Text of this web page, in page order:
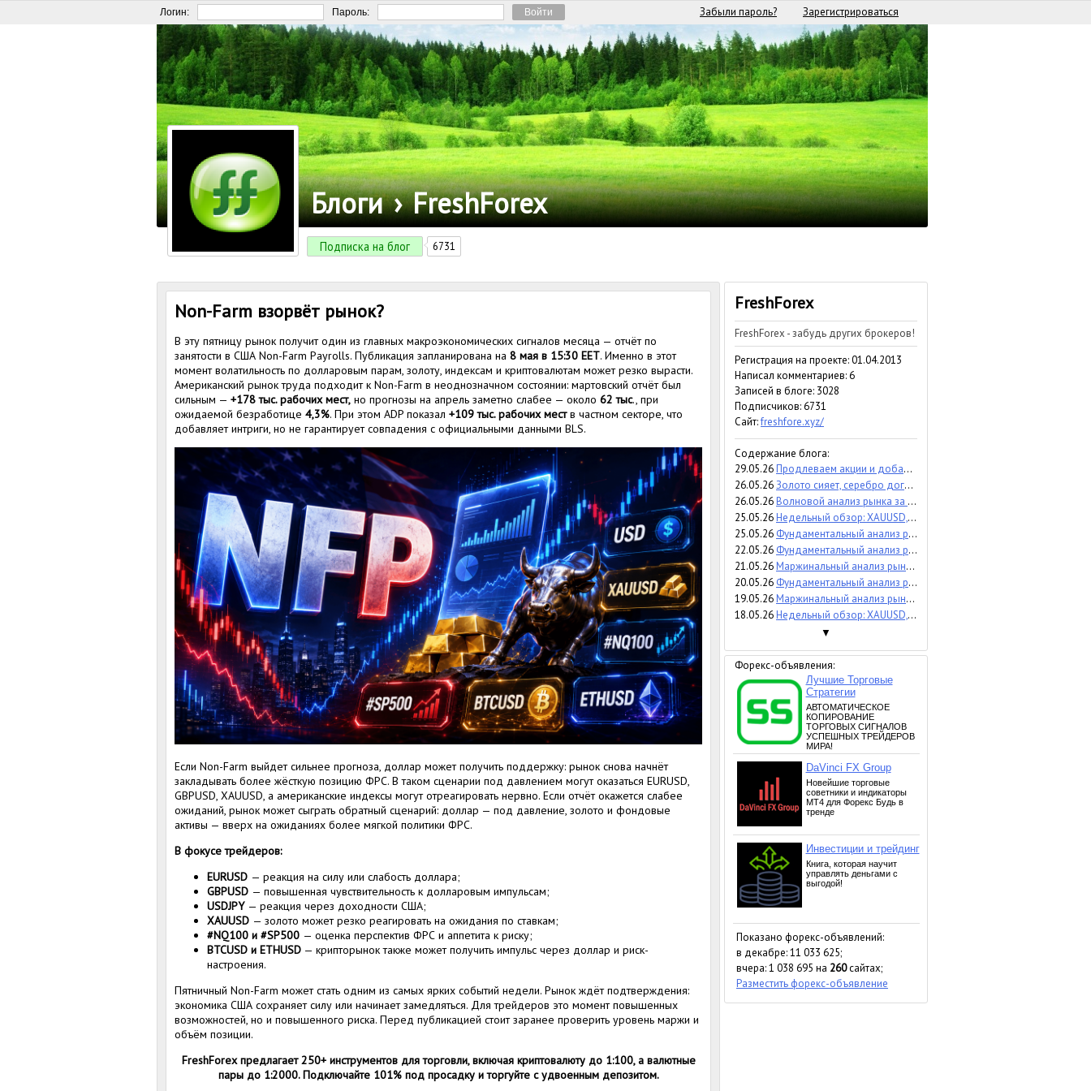
Логин: Пароль: Забыли пароль? Зарегистрироваться
Блоги › FreshForex
Подписка на блог 6731
Non-Farm взорвёт рынок?
В эту пятницу рынок получит один из главных макроэкономических сигналов месяца — отчёт по
занятости в США Non-Farm Payrolls. Публикация запланирована на 8 мая в 15:30 EET. Именно в этот
момент волатильность по долларовым парам, золоту, индексам и криптовалютам может резко вырасти.
Американский рынок труда подходит к Non-Farm в неоднозначном состоянии: мартовский отчёт был
сильным — +178 тыс. рабочих мест, но прогнозы на апрель заметно слабее — около 62 тыс., при
ожидаемой безработице 4,3%. При этом ADP показал +109 тыс. рабочих меств частном секторе, что
добавляет интриги, но не гарантирует совпадения с официальными данными BLS.
Если Non-Farm выйдет сильнее прогноза, доллар может получить поддержку: рынок снова начнёт
закладывать более жёсткую позицию ФРС. В таком сценарии под давлением могут оказаться EURUSD,
GBPUSD, XAUUSD, а американские индексы могут отреагировать нервно. Если отчёт окажется слабее
ожиданий, рынок может сыграть обратный сценарий: доллар — под давление, золото и фондовые
активы — вверх на ожиданиях более мягкой политики ФРС.
В фокусе трейдеров:
EURUSD — реакция на силу или слабость доллара;
GBPUSD — повышенная чувствительность к долларовым импульсам;
USDJPY — реакция через доходности США;
XAUUSD — золото может резко реагировать на ожидания по ставкам;
#NQ100 и #SP500 — оценка перспектив ФРС и аппетита к риску;
BTCUSD и ETHUSD — крипторынок также может получить импульс через доллар и риск-
настроения.
Пятничный Non-Farm может стать одним из самых ярких событий недели. Рынок ждёт подтверждения:
экономика США сохраняет силу или начинает замедляться. Для трейдеров это момент повышенных
возможностей, но и повышенного риска. Перед публикацией стоит заранее проверить уровень маржи и
объём позиции.
FreshForex предлагает 250+ инструментов для торговли, включая криптовалюту до 1:100, а валютные
пары до 1:2000. Подключайте 101% под просадку и торгуйте с удвоенным депозитом.
FreshForex
FreshForex - забудь других брокеров!
Регистрация на проекте: 01.04.2013
Написал комментариев: 6
Записей в блоге: 3028
Подписчиков:6731
Сайт:freshfore.xyz/
Содержание блога:
29.05.26Продлеваем акции и добавляем майский бонус 126%
26.05.26Золото сияет, серебро догоняет
26.05.26Волновой анализ рынка за 26.05.2026 BTCUSD
25.05.26Недельный обзор: XAUUSD, #SP500, #BRENT | 29 мая 2026
25.05.26 Фундаментальный анализ рынка за 25.05.2026 EURUSD
22.05.26 Фундаментальный анализ рынка за 22.05.2026 USDJPY
21.05.26Маржинальный анализ рынка за 21.05.2026 #NQ100
20.05.26 Фундаментальный анализ рынка за 20.05.2026 GBPUSD
19.05.26Маржинальный анализ рынка за 19.05.2026 XAUUSD
18.05.26Недельный обзор: XAUUSD, #SP500, #BRENT | 22 мая 2026
▼
Форекс-объявления:
Показано форекс-объявлений:
в декабре: 11 033 625;
вчера: 1 038 695 на 260сайтах;
Разместить форекс-объявление